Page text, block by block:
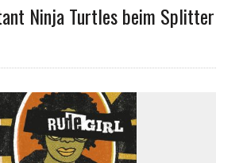
Ninja Turtles beim Splitter